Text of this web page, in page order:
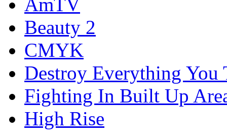
AmTV
Beauty 2
CMYK
Destroy Everything You
Fighting In Built Up
High Rise